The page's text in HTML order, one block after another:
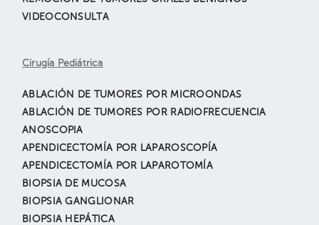
VIDEOCONSULTA
Cirugía Pediátrica
ABLACIÓN DE TUMORES POR MICROONDAS
ABLACIÓN DE TUMORES POR RADIOFRECUENCIA
ANOSCOPIA
APENDICECTOMÍA POR LAPAROSCOPÍA
APENDICECTOMÍA POR LAPAROTOMÍA
BIOPSIA DE MUCOSA
BIOPSIA GANGLIONAR
BIOPSIA HEPÁTICA